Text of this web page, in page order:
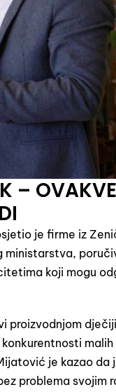
–
je firme iz
ministarstva,
koji mogu
proizvodnjom
malih
je kazao da
problema svojim